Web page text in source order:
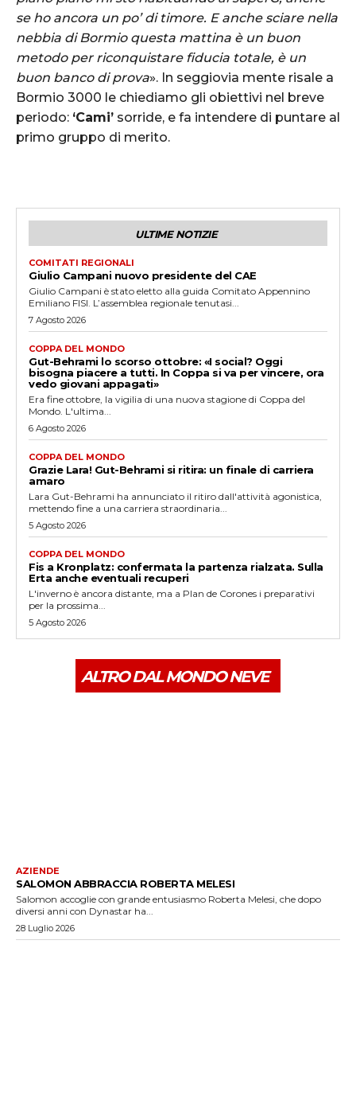
se ho ancora un po’ di timore. E anche sciare nella
nebbia di Bormio questa mattina è un buon
metodo per riconquistare fiducia totale, è un
buon banco di prova». In seggiovia mente risale a
Bormio 3000 le chiediamo gli obiettivi nel breve
periodo: ‘Cami’ sorride, e fa intendere di puntare al
primo gruppo di merito.
ULTIME NOTIZIE
COMITATI REGIONALI
Giulio Campani nuovo presidente del CAE
Giulio Campani è stato eletto alla guida Comitato Appennino
Emiliano FISI. L’assemblea regionale tenutasi...
7 Agosto 2026
COPPA DEL MONDO
Gut-Behrami lo scorso ottobre: «I social? Oggi
bisogna piacere a tutti. In Coppa si va per vincere, ora
vedo giovani appagati»
Era fine ottobre, la vigilia di una nuova stagione di Coppa del
Mondo. L'ultima...
6 Agosto 2026
COPPA DEL MONDO
Grazie Lara! Gut-Behrami si ritira: un finale di carriera
amaro
Lara Gut-Behrami ha annunciato il ritiro dall'attività agonistica,
mettendo fine a una carriera straordinaria...
5 Agosto 2026
COPPA DEL MONDO
Fis a Kronplatz: confermata la partenza rialzata. Sulla
Erta anche eventuali recuperi
L'inverno è ancora distante, ma a Plan de Corones i preparativi
per la prossima...
5 Agosto 2026
ALTRO DAL MONDO NEVE
AZIENDE
SALOMON ABBRACCIA ROBERTA MELESI
Salomon accoglie con grande entusiasmo Roberta Melesi, che dopo
diversi anni con Dynastar ha...
28 Luglio 2026